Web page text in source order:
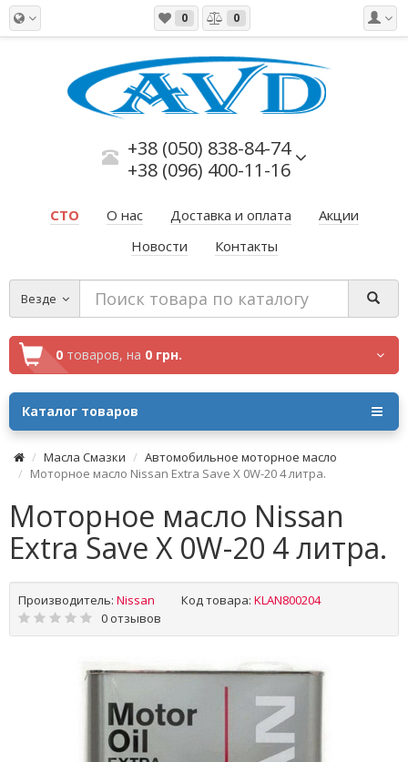
0 0
+38 (050) 838-84-74
+38 (096) 400-11-16
СТО О нас Доставка и оплата
Акции
Новости
Контакты
Везде
0 товаров, на 0 грн.
Каталог товаров
Масла Смазки
Автомобильное моторное масло
Моторное масло Nissan Extra Save X 0W-20 4 литра.
Моторное масло Nissan
Extra Save X 0W-20 4 литра.
Производитель: Nissan Код товара: KLAN800204
0 отзывов